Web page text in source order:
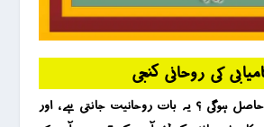
کی روحانی کنجی
ہوگی ؟ یہ بات روحانیت جانتی ہے ، اور